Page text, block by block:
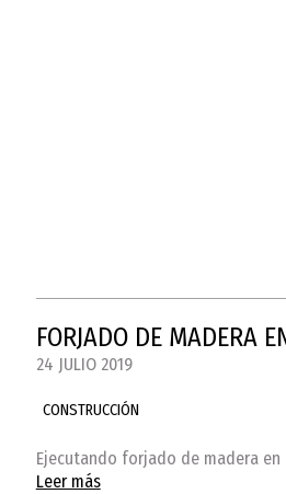
FORJADO DE MADERA
24 JULIO 2019
CONSTRUCCIÓN
Ejecutando forjado de madera en
Leer más